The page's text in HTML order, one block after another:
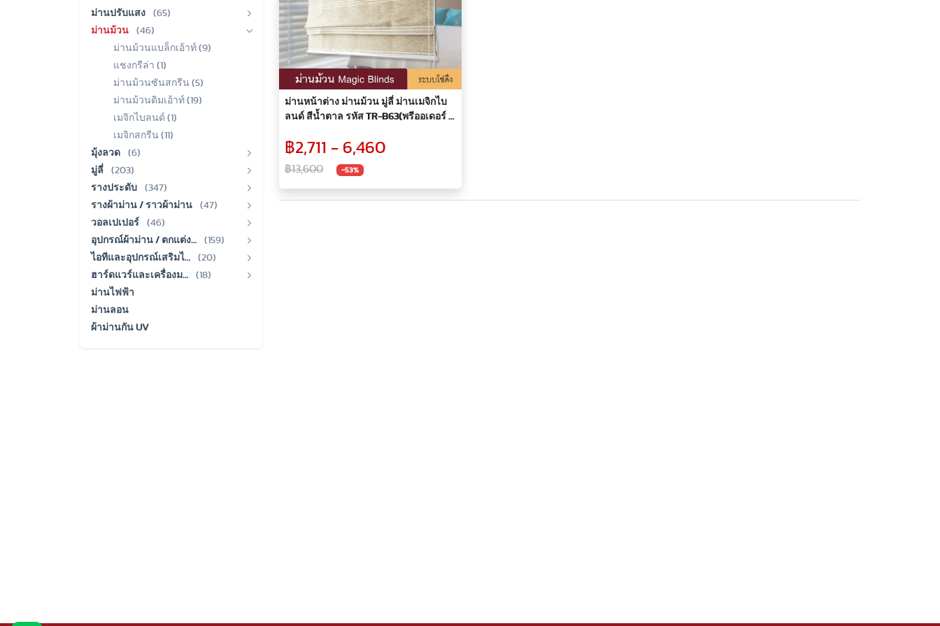
ม่านปรับแสง
(65)
ม่านม้วน
(46)
ม่านม้วนแบล็กเอ้าท์ (9)
แชงกรีล่า (1)
ม่านม้วนซันสกรีน (5)
ม่านม้วนดิมเอ้าท์ (19)
เมจิกไบลนด์ (1)
เมจิกสกรีน (11)
มุ้งลวด
(6)
มู่ลี่
(203)
รางประดับ
(347)
รางผ้าม่าน / ราวผ้าม่าน
(47)
วอลเปเปอร์
(46)
อุปกรณ์ผ้าม่าน / ตกแต่ง…
(159)
ไอทีและอุปกรณ์เสริมไ…
(20)
ฮาร์ดแวร์และเครื่องม…
(18)
ม่านไฟฟ้า
ม่านลอน
ผ้าม่านกัน UV
ม่านหน้าต่าง ม่านม้วน มู่ลี่ ม่านเมจิกไบ
ลนด์ สีน้ำตาล รหัส TR-B63(พรีออเดอร์ 7
฿2,711 - 6,460
฿13,600 -53%